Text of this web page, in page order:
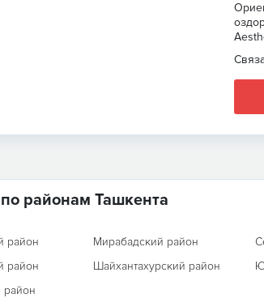
районам Ташкента
район Мирабадский район
район Шайхантахурский район
район